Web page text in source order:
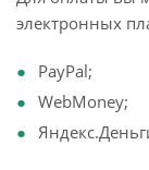
электронных
PayPal;
WebMoney;